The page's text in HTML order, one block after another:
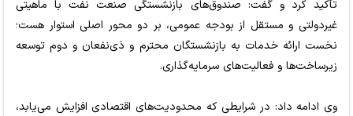
تأکید کرد و گفت: صندوق‌های بازنشستگی صنعت نفت با ماهیتی
غیردولتی و مستقل از بودجه عمومی، بر دو محور اصلی استوار هست؛
نخست ارائه خدمات به بازنشستگان محترم و ذی‌نفعان و دوم توسعه
زیرساخت‌ها و فعالیت‌های سرمایه‌گذاری.
وی ادامه داد: در شرایطی که محدودیت‌های اقتصادی افزایش می‌یابد،